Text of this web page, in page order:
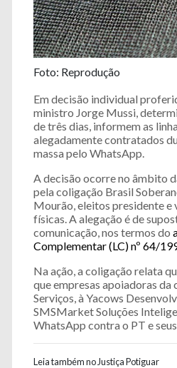
Foto: Reprodução
Em decisão individual
ministro Jorge Mussi,
de três dias, informem as
alegadamente contratados
massa pelo WhatsApp.
A decisão ocorre no âmbito
pela coligação Brasil
Mourão, eleitos presidente e
físicas. A alegação é de
comunicação, nos termos do
Complementar (LC) nº 64/
Na ação, a coligação relata
que empresas apoiadoras
Serviços, à Yacows
SMSMarket Soluções
WhatsApp contra o PT e
Leia também no Justiça Potiguar